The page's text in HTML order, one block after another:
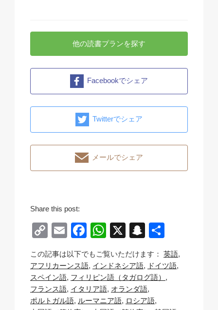
他の読書プランを探す
Facebookでシェア
Twitterでシェア
メールでシェア
Share this post:
C
o
p
y
Li
E
m
ail
F
c
e
b
W
at
s
A
X
S
a
p
c
有
この記事は以下でもご覧いただけます： 英語
アフリカーンス語 インドネシア語
ドイツ語
スペイン語 フィリピン語（タガログ語）
フランス語 イタリア語 オランダ語
ポルトガル語 ルーマニア語 ロシア語